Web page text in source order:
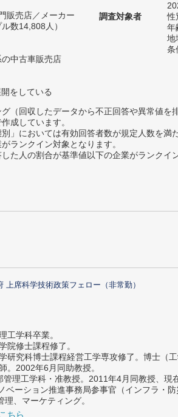
販売店／メーカー
数14,808人）
中古車販売店
をしている
調査対象者
性
年
地
条
（回収したデータから不正回答や異常値を排
成しています。
」においては有効回答者数が規定人数を満
ランクイン対象となります。
人の割合が基準値以下の企業がランクイ
席科学技術政策フェロー（非常勤）
工学科卒業。
院修士課程修了。
研究科博士課程経営工学専攻修了。博士（工
。2002年6月同助教授。
理工学科・准教授。2011年4月同教授、現
ベーション推進事務局参事官（インフラ・
、マーケティング。
ちら